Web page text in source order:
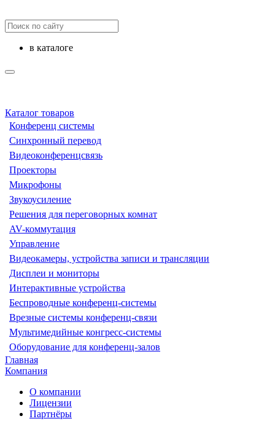
в каталоге
Каталог товаров
Конференц системы
Синхронный перевод
Видеоконференцсвязь
Проекторы
Микрофоны
Звукоусиление
Решения для переговорных комнат
AV-коммутация
Управление
Видеокамеры, устройства записи и трансляции
Дисплеи и мониторы
Интерактивные устройства
Беспроводные конференц-системы
Врезные системы конференц-связи
Мультимедийные конгресс-системы
Оборудование для конференц-залов
Главная
Компания
О компании
Лицензии
Партнёры